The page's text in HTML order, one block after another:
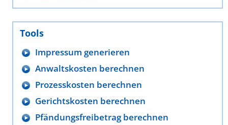
Tools
Impressum generieren
Anwaltskosten berechnen
Prozesskosten berechnen
Gerichtskosten berechnen
Pfändungsfreibetrag berechnen